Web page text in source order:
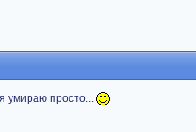
умираю просто...